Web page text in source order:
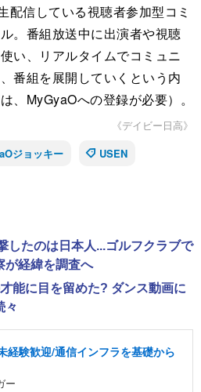
配信している視聴者参加型コミ
。番組放送中に出演者や視聴
い、リアルタイムでコミュニ
番組を展開していくという内
、MyGyaOへの登録が必要）。
《デイビー日高》
ジョッキー USEN
したのは日本人...ゴルフクラブで
が経緯を調査へ
能に目を留めた? ダンス動画に
々
経験歓迎/通信インフラを基礎から
ー